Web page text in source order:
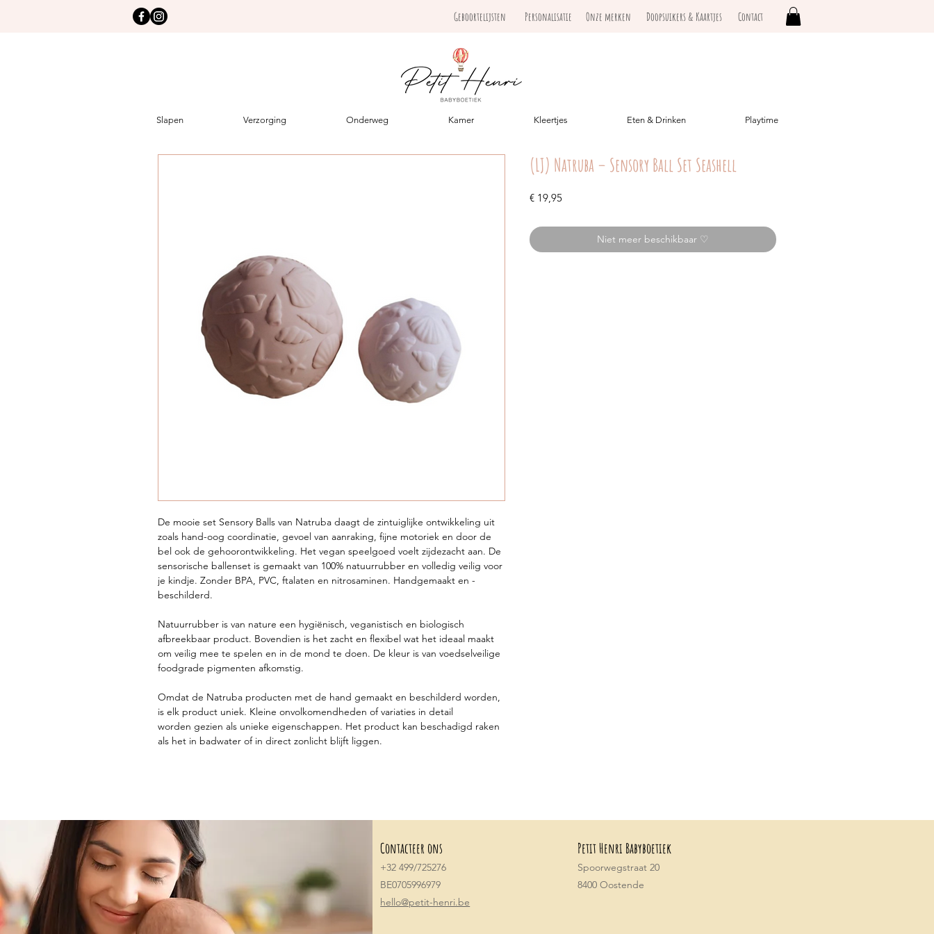
Geboortelijsten Doopsuikers & Kaartjes Contact
Onze merken
Personalisatie
Slapen Verzorging Onderweg Kamer Kleertjes Eten & Drinken Playtime
De mooie set Sensory Balls van Natruba daagt de zintuiglijke ontwikkeling uit
zoals hand-oog coordinatie, gevoel van aanraking, fijne motoriek en door de
bel ook de gehoorontwikkeling. Het vegan speelgoed voelt zijdezacht aan. De
sensorische ballenset is gemaakt van 100% natuurrubber en volledig veilig voor
je kindje. Zonder BPA, PVC, ftalaten en nitrosaminen. Handgemaakt en -
beschilderd.
Natuurrubber is van nature een hygiënisch, veganistisch en biologisch
afbreekbaar product. Bovendien is het zacht en flexibel wat het ideaal maakt
om veilig mee te spelen en in de mond te doen. De kleur is van voedselveilige
foodgrade pigmenten afkomstig.
Omdat de Natruba producten met de hand gemaakt en beschilderd worden,
is elk product uniek. Kleine onvolkomendheden of variaties in detail
worden gezien als unieke eigenschappen. Het product kan beschadigd raken
als het in badwater of in direct zonlicht blijft liggen.
(LJ) Natruba – Sensory Ball Set Seashell
€ 19,95Prijs
Niet meer beschikbaar ♡
Contacteer ons
+32 499/725276
BE0705996979
hello@petit-henri.be
Petit Henri Babyboetiek
Spoorwegstraat 20
8400 Oostende